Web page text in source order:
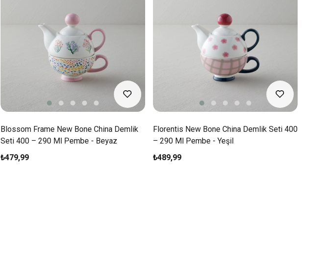
Blossom Frame New Bone China Demlik
Seti 400 – 290 Ml Pembe - Beyaz
₺479,99
Florentis New Bone China Demlik Seti 400
– 290 Ml Pembe - Yeşil
₺489,99